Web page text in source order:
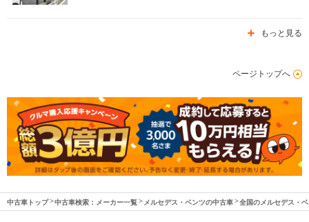
もっと見る
ページトップへ
中古車トップ 中古車検索：メーカー一覧 メルセデス・ベンツの中古車 全国のメルセデス・